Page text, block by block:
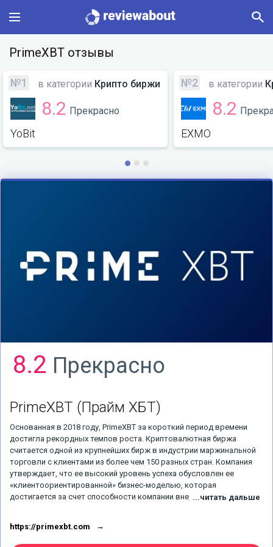
Main
Categories
Profile
PrimeXBT отзывы
8.2 Прекрасно
PrimeXBT (Прайм ХБТ)
Основанная в 2018 году, PrimeXBT за короткий период времени
достигла рекордных темпов роста. Криптовалютная биржа
считается одной из крупнейших бирж в индустрии маржинальной
торговли с клиентами из более чем 150 разных стран. Компания
утверждает, что ее высокий уровень успеха обусловлен ее
«клиентоориентированной» бизнес-моделью, которая
достигается за счет способности компании внедрять инновации и
деятельности, сохраняя при этом низские комиссионные по
сравнению с другими. Криптовалютный брокер PrimeXBT также
...читать дальше
https://primexbt.com
№1 в категории Крипто биржи
8.2 Прекрасно
YoBit
№2 в категории
8.2
EXMO